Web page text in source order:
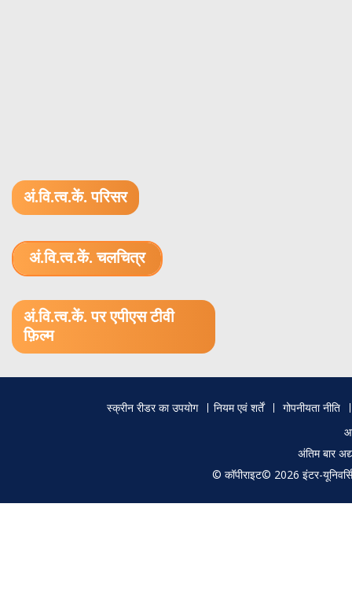
अं.वि.त्व.कें. परिसर
अं.वि.त्व.कें. चलचित्र
अं.वि.त्व.कें. पर एपीएस टीवी
फ़िल्म
स्क्रीन रीडर का उपयोग नियम एवं शर्तें
गोपनीयता नीति
अंतिम बार
© कॉपीराइट© 2026 इंटर-